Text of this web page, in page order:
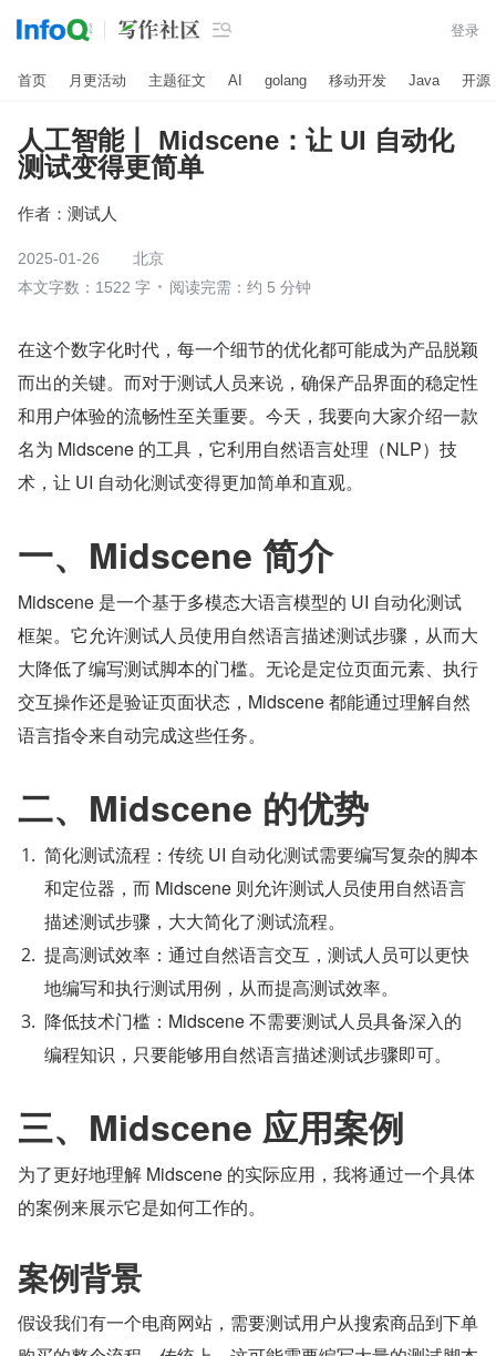
 登录
首页 月更活动 主题征文 AI golang 移动开发 Java 开源
人工智能丨 Midscene：让 UI 自动化
测试变得更简单
作者： 测试人
2025-01-26
北京
本文字数：1522 字
阅读完需：约 5 分钟
在这个数字化时代，每一个细节的优化都可能成为产品脱颖
而出的关键。而对于测试人员来说，确保产品界面的稳定性
和用户体验的流畅性至关重要。今天，我要向大家介绍一款
名为 Midscene 的工具，它利用自然语言处理（NLP）技
术，让 UI 自动化测试变得更加简单和直观。
一、Midscene 简介
Midscene 是一个基于多模态大语言模型的 UI 自动化测试
框架。它允许测试人员使用自然语言描述测试步骤，从而大
大降低了编写测试脚本的门槛。无论是定位页面元素、执行
交互操作还是验证页面状态，Midscene 都能通过理解自然
语言指令来自动完成这些任务。
二、Midscene 的优势
简化测试流程：传统 UI 自动化测试需要编写复杂的脚本
和定位器，而 Midscene 则允许测试人员使用自然语言
描述测试步骤，大大简化了测试流程。
提高测试效率：通过自然语言交互，测试人员可以更快
地编写和执行测试用例，从而提高测试效率。
降低技术门槛：Midscene 不需要测试人员具备深入的
编程知识，只要能够用自然语言描述测试步骤即可。
三、Midscene 应用案例
为了更好地理解 Midscene 的实际应用，我将通过一个具体
的案例来展示它是如何工作的。
案例背景
假设我们有一个电商网站，需要测试用户从搜索商品到下单